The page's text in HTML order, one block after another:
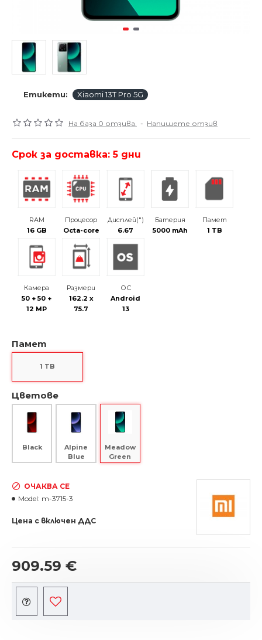
Етикети: Xiaomi 13T Pro 5G
RAM
16 GB
Процесор
Octa-core
Дисплей(")
6.67
Батерия
5000 mAh
Памет
1 TB
Камера
50 + 50 +
12 MP
Размери
162.2 x
75.7
ОС
Android
13
Памет
1 TB
Цветове
Black
Alpine
Blue
Meadow
Green
На база 0 отзива. - Напишете отзив
909.59 €
ОЧАКВА СЕ
Model: m-3715-3
Цена с включен ДДС
Срок за доставка: 5 дни